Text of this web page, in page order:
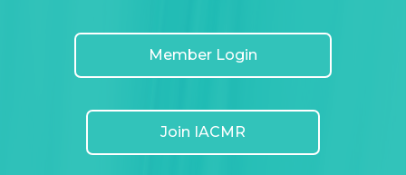
Member Login
Join IACMR